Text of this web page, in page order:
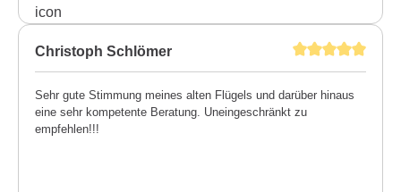
Christoph Schlömer
Sehr gute Stimmung meines alten Flügels und darüber hinaus
eine sehr kompetente Beratung. Uneingeschränkt zu
empfehlen!!!